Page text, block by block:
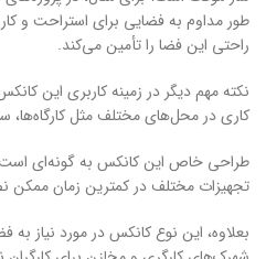
طور مداوم به فضایی برای استراحت و
راحتی این فضا را تأمین می‌کند.
نکته مهم دیگر در زمینه کاربری این
کاری در محل‌های مختلف مثل کارگاه‌ها،
طراحی خاص این کانکس به گونه‌ای است
تجهیزات مختلف در کمترین زمان ممکن
بعلاوه، این نوع کانکس در مورد نیاز